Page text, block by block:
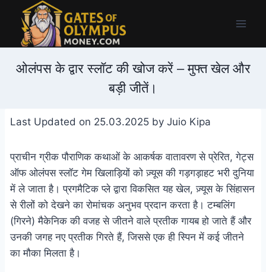
content
ओलंपस के द्वार स्लॉट की खोज करें – मुफ्त खेल और
बड़ी जीतें।
Last Updated on 25.03.2025 by Juio Kipa
प्राचीन ग्रीक पौराणिक कथाओं के आकर्षक वातावरण से प्रेरित, गेट्स
ऑफ ओलंपस स्लॉट गेम खिलाड़ियों को ज़्यूस की गड़गड़ाहट भरी दुनिया
में ले जाता है। प्रगमैटिक प्ले द्वारा विकसित यह खेल, ज़्यूस के सिंहासन
से रीलों को देखने का रोमांचक अनुभव प्रदान करता है। टम्बलिंग
(गिरने) मैकेनिक की वजह से जीतने वाले प्रतीक गायब हो जाते हैं और
उनकी जगह नए प्रतीक गिरते हैं, जिससे एक ही स्पिन में कई जीतने
का मौका मिलता है।